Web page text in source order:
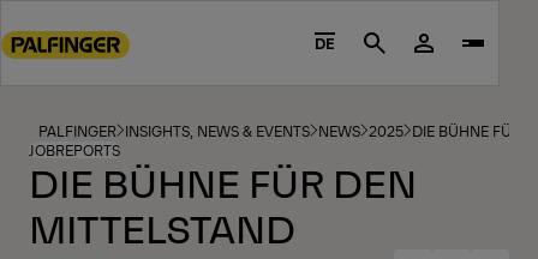
to
footer
content
DE Search
PALFINGER INSIGHTS, NEWS & EVENTS NEWS 2025 DIE BÜHNE FÜR
JOBREPORTS
DIE BÜHNE FÜR DEN
MITTELSTAND